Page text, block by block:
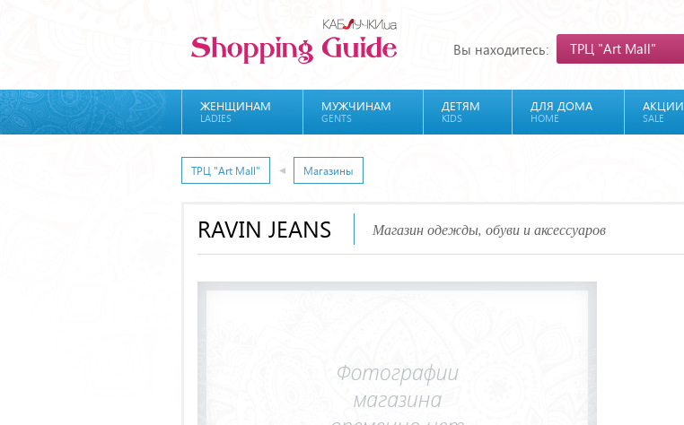
Вы находитесь: ТРЦ "Art Mall"
ЖЕНЩИНАМ
LADIES
МУЖЧИНАМ
GENTS
ДЕТЯМ
KIDS
ДЛЯ ДОМА
HOME
АКЦИИ
SALE
ТРЦ "Art Mall" Магазины
RAVIN JEANS Магазин одежды, обуви и аксессуаров